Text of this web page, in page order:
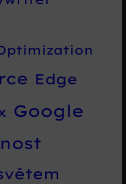
Edge
Google